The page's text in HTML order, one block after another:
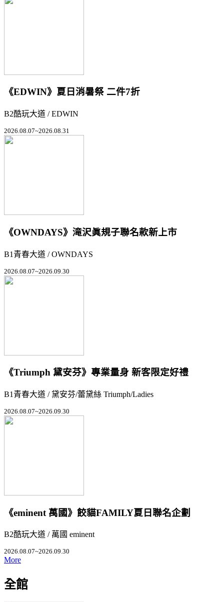
《EDWIN》夏日消暑祭 二件7折
B2酷玩大道 / EDWIN
2026.08.07~2026.08.31
《OWNDAYS》滝沢眞規子聯名款新上市
B1青春大道 / OWNDAYS
2026.08.07~2026.09.30
《Triumph 黛安芬》專業量身 新客限定好禮
B1青春大道 / 黛安芬/蕾黛絲 Triumph/Ladies
2026.08.07~2026.09.30
《eminent 萬國》餃貓FAMILY夏日聯名企劃
B2酷玩大道 / 萬國 eminent
2026.08.07~2026.09.30
More
全館